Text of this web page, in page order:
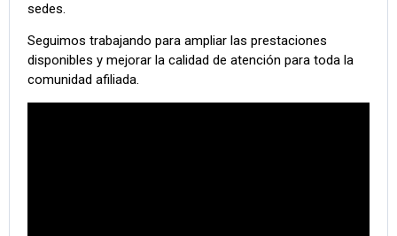
sedes.
Seguimos trabajando para ampliar las prestaciones
disponibles y mejorar la calidad de atención para toda la
comunidad afiliada.